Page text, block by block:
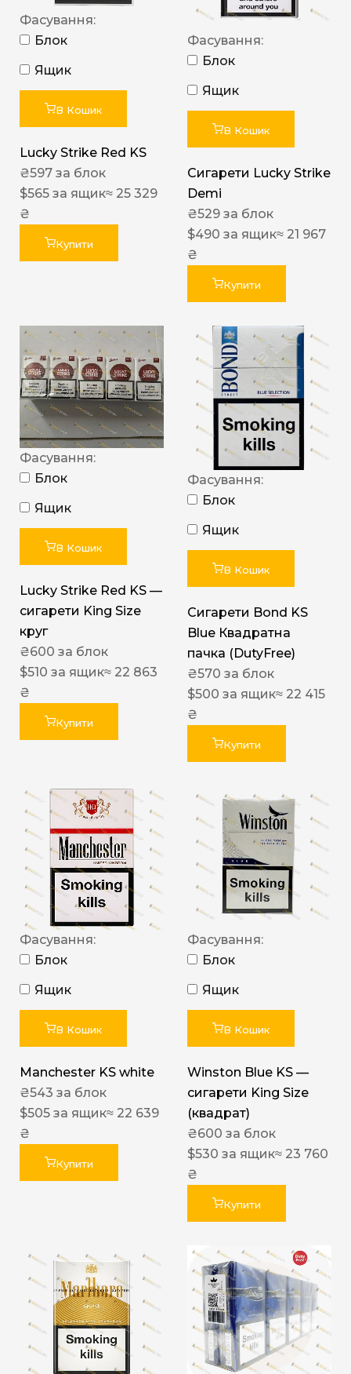
Фасування:
Блок
Ящик
В Кошик
Lucky Strike Red KS
₴597 за блок
$565 за ящик≈ 25 329
₴
Купити
Фасування:
Блок
Ящик
В Кошик
Сигарети Lucky Strike
Demi
₴529 за блок
$490 за ящик≈ 21 967
₴
Купити
Фасування:
Блок
Ящик
В Кошик
Lucky Strike Red KS —
сигарети King Size
круг
₴600 за блок
$510 за ящик≈ 22 863
₴
Купити
Фасування:
Блок
Ящик
В Кошик
Сигарети Bond KS
Blue Квадратна
пачка (DutyFree)
₴570 за блок
$500 за ящик≈ 22 415
₴
Купити
Фасування:
Блок
Ящик
В Кошик
Manchester KS white
₴543 за блок
$505 за ящик≈ 22 639
₴
Купити
Фасування:
Блок
Ящик
В Кошик
Winston Blue KS —
сигарети King Size
(квадрат)
₴600 за блок
$530 за ящик≈ 23 760
₴
Купити